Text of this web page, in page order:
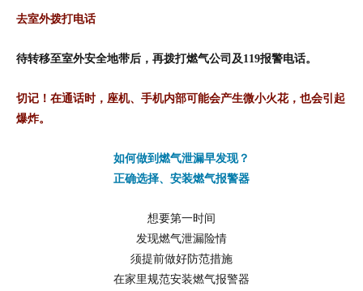
去室外拨打电话
待转移至室外安全地带后，再拨打燃气公司及119报警电话。
切记！ 在通话时，座机、手机内部可能会产生微小火花，也会引起
爆炸。
如何做到燃气泄漏早发现？
正确选择、安装燃气报警器
想要第一时间
发现燃气泄漏险情
须提前做好防范措施
在家里规范安装燃气报警器